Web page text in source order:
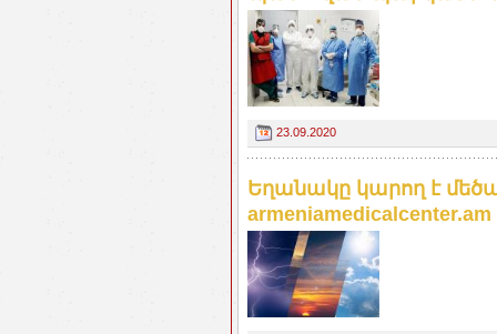
23.09.2020
Եղանակը կարող է
armeniamedicalcenter.am